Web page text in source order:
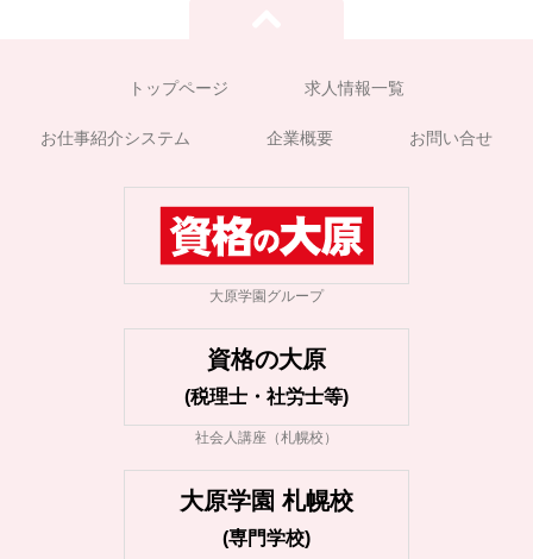
トップページ 求人情報一覧
お仕事紹介システム 企業概要 お問い合せ
大原学園グループ
資格の大原
(税理士・社労士等)
社会人講座（札幌校）
大原学園 札幌校
(専門学校)